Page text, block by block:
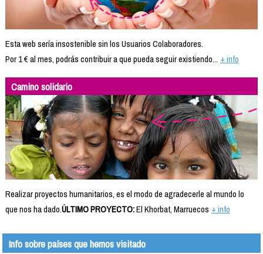
Esta web sería insostenible sin los Usuarios Colaboradores.
Por 1 € al mes, podrás contribuir a que pueda seguir existiendo... + info
Camino solidario
Realizar proyectos humanitarios, es el modo de agradecerle al mundo lo
que nos ha dado.ÚLTIMO PROYECTO:El Khorbat, Marruecos + info
Info sobre países que hemos visitado